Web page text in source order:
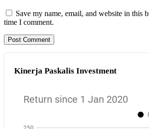
Save my name, email, and website in this
time I comment.
Kinerja Paskalis Investment